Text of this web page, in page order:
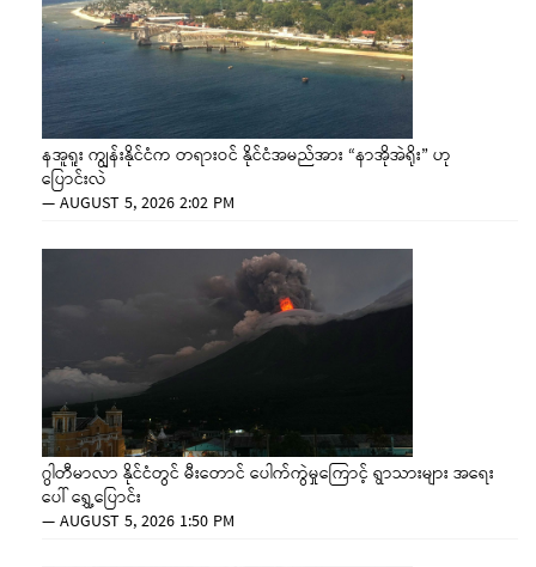
နအူရူး ကျွန်းနိုင်ငံက တရားဝင် နိုင်ငံအမည်အား “နာအိုအဲရိုး” ဟု
ပြောင်းလဲ
—AUGUST 5, 2026 2:02 PM
ဂွါတီမာလာ နိုင်ငံတွင် မီးတောင် ပေါက်ကွဲမှုကြောင့် ရွာသားများ အရေး
ပေါ် ရွှေ့ပြောင်း
—AUGUST 5, 2026 1:50 PM